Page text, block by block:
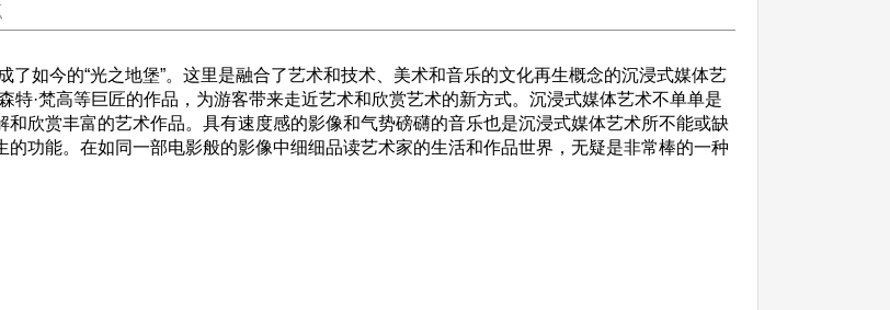
如今的“光之地堡”。这里是融合了艺术和技术、美术和音乐的文化再生概念的沉浸式媒体艺
特·梵高等巨匠的作品，为游客带来走近艺术和欣赏艺术的新方式。沉浸式媒体艺术不单单是
欣赏丰富的艺术作品。具有速度感的影像和气势磅礴的音乐也是沉浸式媒体艺术所不能或缺
功能。在如同一部电影般的影像中细细品读艺术家的生活和作品世界，无疑是非常棒的一种